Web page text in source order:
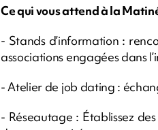
Ce qui vous attend à la
- Stands d’information :
associations engagées dans
- Atelier de job dating :
- Réseautage : Établissez